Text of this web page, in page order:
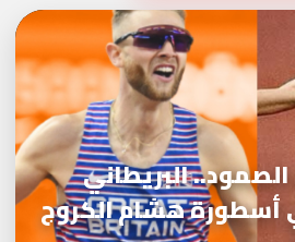
من الصمود.. البريطاني
هشام الكروج